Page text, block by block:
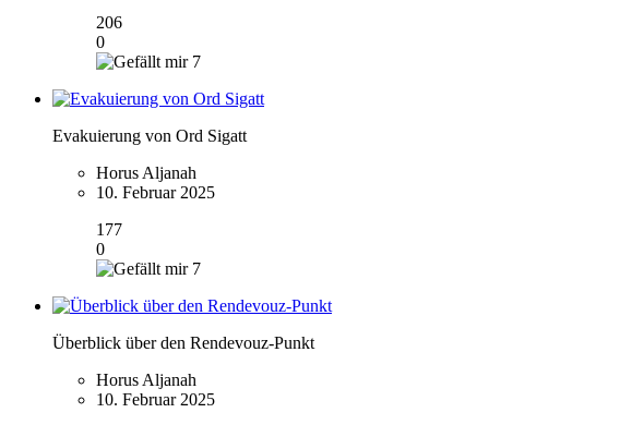
206
0
7
Evakuierung von Ord Sigatt
Horus Aljanah
10. Februar 2025
177
0
7
Überblick über den Rendevouz-Punkt
Horus Aljanah
10. Februar 2025